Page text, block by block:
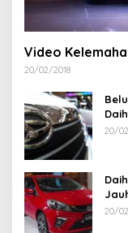
Video
20/02/2018
20/
20/